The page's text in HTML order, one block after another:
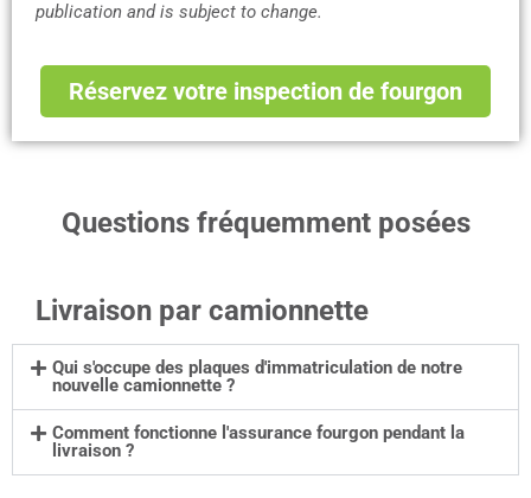
publication and is subject to change.
Réservez votre inspection de fourgon
Questions fréquemment posées
Livraison par camionnette
Qui s'occupe des plaques d'immatriculation de notre
nouvelle camionnette ?
Comment fonctionne l'assurance fourgon pendant la
livraison ?